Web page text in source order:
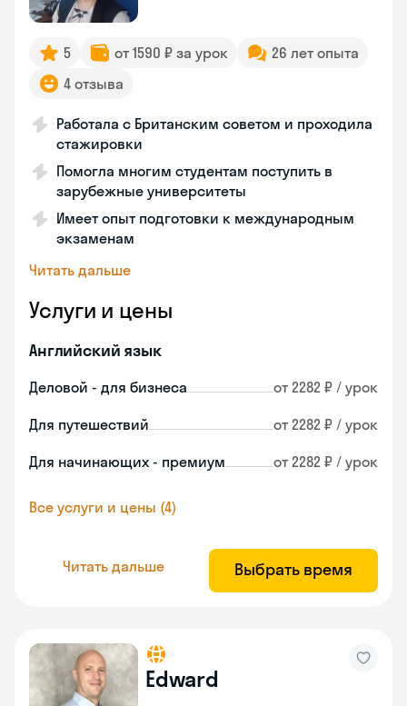
5 от 1590 ₽ за урок
26 лет опыта
4 отзыва
Работала с Британским советом и проходила
стажировки
Помогла многим студентам поступить в
зарубежные университеты
Имеет опыт подготовки к международным
экзаменам
Читать дальше
Услуги и цены
Английский язык
Деловой - для бизнеса от 2282 ₽ / урок
Для путешествий от 2282 ₽ / урок
Для начинающих - премиум от 2282 ₽ / урок
Все услуги и цены (4)
Читать дальше Выбрать время
Edward